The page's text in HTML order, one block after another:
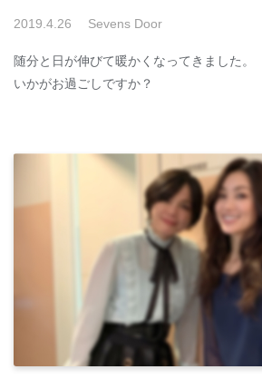
2019 4 26 Sevens Door
随分と日が伸びて暖かくなってきました。
いかがお過ごしですか？